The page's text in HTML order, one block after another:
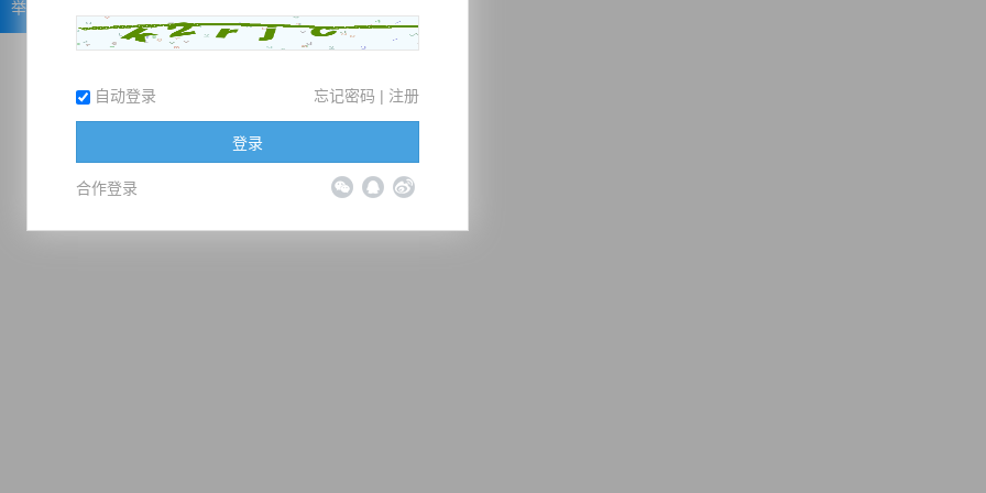
举报
自动登录 忘记密码 | 注册
登录
合作登录